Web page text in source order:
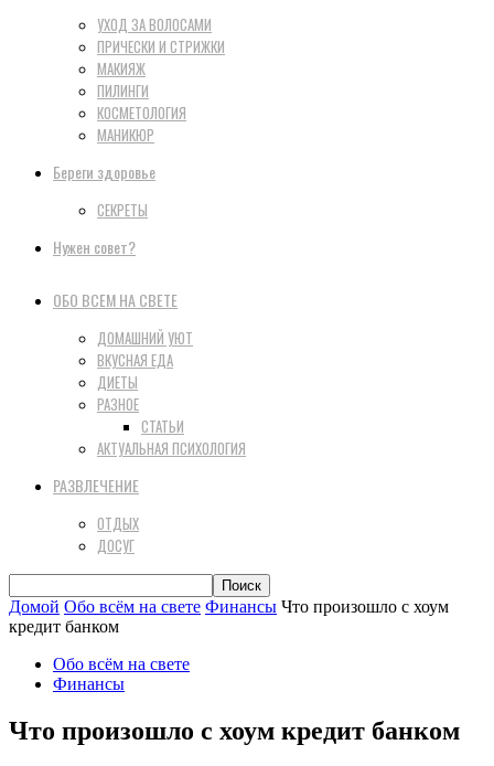
УХОД ЗА ВОЛОСАМИ
ПРИЧЕСКИ И СТРИЖКИ
МАКИЯЖ
ПИЛИНГИ
КОСМЕТОЛОГИЯ
МАНИКЮР
Береги здоровье
СЕКРЕТЫ
Нужен совет?
ОБО ВСЕМ НА СВЕТЕ
ДОМАШНИЙ УЮТ
ВКУСНАЯ ЕДА
ДИЕТЫ
РАЗНОЕ
СТАТЬИ
АКТУАЛЬНАЯ ПСИХОЛОГИЯ
РАЗВЛЕЧЕНИЕ
ОТДЫХ
ДОСУГ
Домой Обо всём на свете Финансы Что произошло с хоум
кредит банком
Обо всём на свете
Финансы
Что произошло с хоум кредит банком